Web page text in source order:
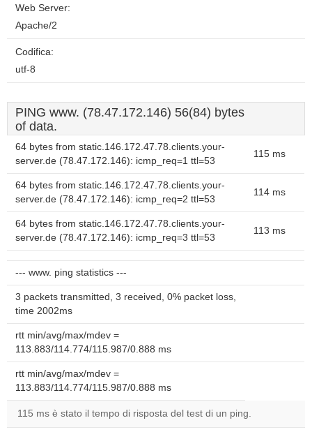
Web Server:
Apache/2
Codifica:
utf-8
PING www. (78.47.172.146) 56(84) bytes
of data.
64 bytes from static.146.172.47.78.clients.your-
server.de (78.47.172.146): icmp_req=1 ttl=53
115 ms
64 bytes from static.146.172.47.78.clients.your-
server.de (78.47.172.146): icmp_req=2 ttl=53
114 ms
64 bytes from static.146.172.47.78.clients.your-
server.de (78.47.172.146): icmp_req=3 ttl=53
113 ms
--- www. ping statistics ---
3 packets transmitted, 3 received, 0% packet loss,
time 2002ms
rtt min/avg/max/mdev =
113.883/114.774/115.987/0.888 ms
rtt min/avg/max/mdev =
113.883/114.774/115.987/0.888 ms
115 ms è stato il tempo di risposta del test di un ping.